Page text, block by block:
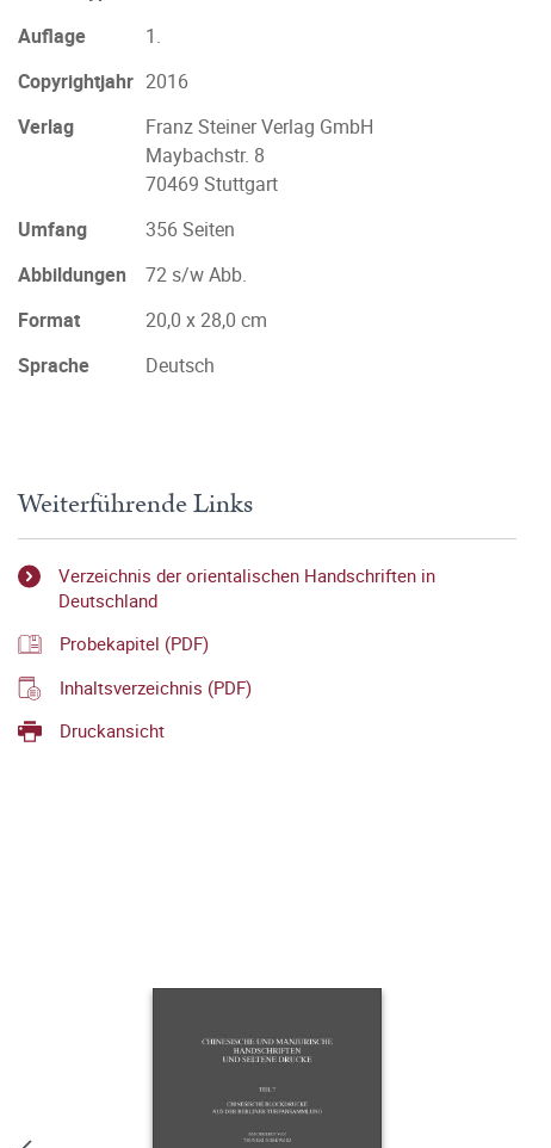
Auflage
1.
Copyrightjahr 2016
Verlag
Franz Steiner Verlag GmbH
Maybachstr. 8
70469 Stuttgart
Umfang
356 Seiten
Abbildungen
72 s/w Abb.
Format
20,0 x 28,0 cm
Sprache
Deutsch
Weiterführende Links
Verzeichnis der orientalischen Handschriften in
Deutschland
Probekapitel (PDF)
Inhaltsverzeichnis (PDF)
Druckansicht